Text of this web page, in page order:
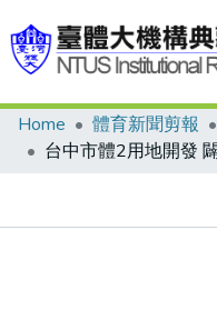
Communities & Collections
Home 體育新聞剪報